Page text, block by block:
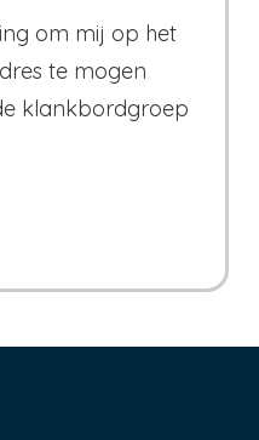
om mij op het
te mogen
klankbordgroep